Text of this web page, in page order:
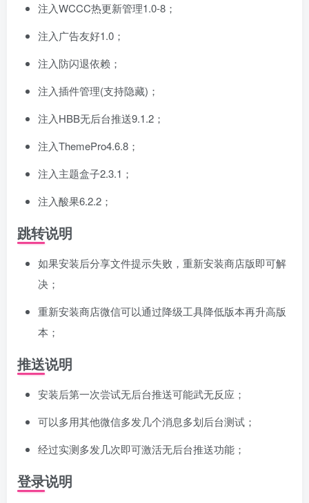
注入WCCC热更新管理1.0-8；
注入广告友好1.0；
注入防闪退依赖；
注入插件管理(支持隐藏)；
注入HBB无后台推送9.1.2；
注入ThemePro4.6.8；
注入主题盒子2.3.1；
注入酸果6.2.2；
跳转说明
如果安装后分享文件提示失败，重新安装商店版即可解
决；
重新安装商店微信可以通过降级工具降低版本再升高版
本；
推送说明
安装后第一次尝试无后台推送可能武无反应；
可以多用其他微信多发几个消息多划后台测试；
经过实测多发几次即可激活无后台推送功能；
登录说明